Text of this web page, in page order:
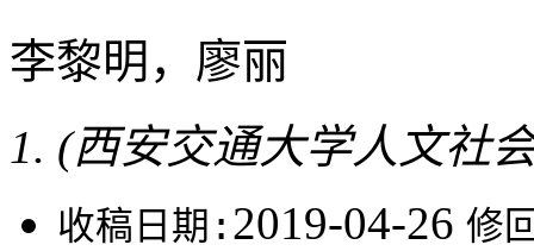
李黎明，廖丽
(西安交通大学人文社
收稿日期: 2019-04-26 修